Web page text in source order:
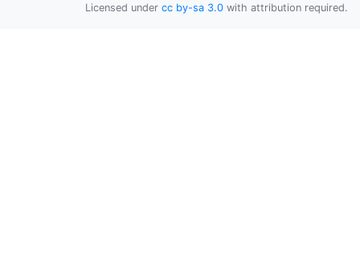
Licensed under cc by-sa 3.0 with attribution required.